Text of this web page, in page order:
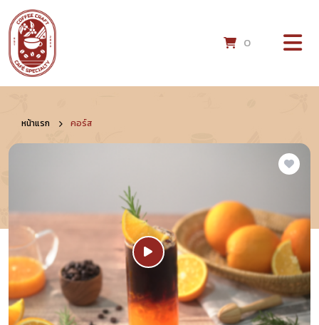
0
หน้าแรก คอร์ส